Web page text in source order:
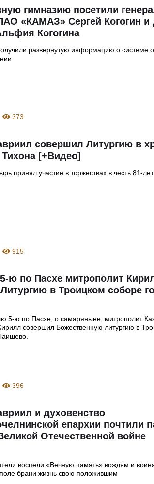
гимназию посетили
«КАМАЗ» Сергей Когогин и
Когогина
развёрнутую информацию о системе
373
совершил Литургию в
[+Видео]
принял участие в торжествах в честь 81-
915
ю по Пасхе митрополит
в Троицком соборе
5-ю по Пасхе, о самаряныне, митрополит
совершил Божественную литургию в
396
и духовенство
епархии почтили
Отечественной войне
воспели «Вечную память» вождям и
брани жизнь свою положившим